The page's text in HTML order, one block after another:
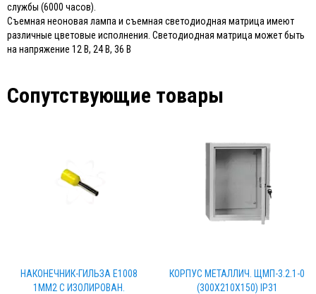
службы (6000 часов).
Съемная неоновая лампа и съемная светодиодная матрица имеют
различные цветовые исполнения. Светодиодная матрица может быть
на напряжение 12 В, 24 В, 36 В
Сопутствующие товары
НАКОНЕЧНИК-ГИЛЬЗА Е1008
1ММ2 С ИЗОЛИРОВАН.
КОРПУС МЕТАЛЛИЧ. ЩМП-3.2.1-0
(300Х210Х150) IP31